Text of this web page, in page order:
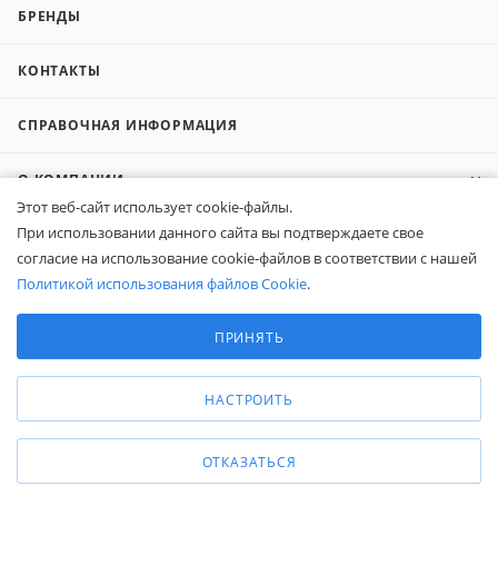
БРЕНДЫ
КОНТАКТЫ
СПРАВОЧНАЯ ИНФОРМАЦИЯ
О КОМПАНИИ
КОМПАНИЯМ
ПОКУПАТЕЛЯМ
zakaz@belapex.ru
г. Москва, ул. Промышленная, д. 11
Этот веб-сайт использует cookie-файлы.
При использовании данного сайта вы подтверждаете свое
согласие на использование cookie-файлов в соответствии с нашей
Политикой использования файлов Cookie.
Аналитические/Функциональные
ПРИНЯТЬ
НАСТРОИТЬ
ОТКАЗАТЬСЯ